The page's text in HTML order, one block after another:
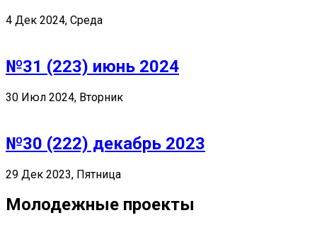
4 Дек 2024, Среда
№31 (223) июнь 2024
30 Июл 2024, Вторник
№30 (222) декабрь 2023
29 Дек 2023, Пятница
Молодежные проекты